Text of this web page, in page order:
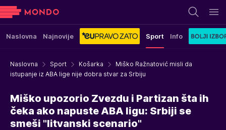
Naslovna Najnovije Sport Info
Naslovna Sport Košarka
Miško Ražnatović misli da
istupanje iz ABA lige nije dobra stvar za Srbiju
Miško upozorio Zvezdu i Partizan šta ih
čeka ako napuste ABA ligu: Srbiji se
smeši "litvanski scenario"